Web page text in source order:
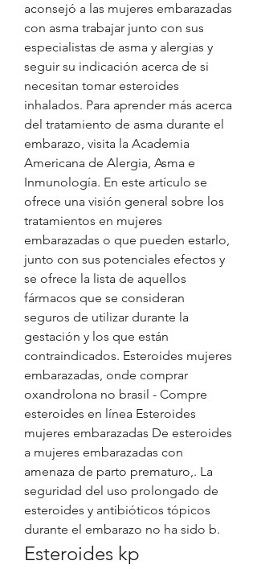
aconsejó a las mujeres embarazadas
con asma trabajar junto con sus
especialistas de asma y alergias y
seguir su indicación acerca de si
necesitan tomar esteroides
inhalados. Para aprender más acerca
del tratamiento de asma durante el
embarazo, visita la Academia
Americana de Alergia, Asma e
Inmunología. En este artículo se
ofrece una visión general sobre los
tratamientos en mujeres
embarazadas o que pueden estarlo,
junto con sus potenciales efectos y
se ofrece la lista de aquellos
fármacos que se consideran
seguros de utilizar durante la
gestación y los que están
contraindicados. Esteroides mujeres
embarazadas, onde comprar
oxandrolona no brasil - Compre
esteroides en línea Esteroides
mujeres embarazadas De esteroides
a mujeres embarazadas con
amenaza de parto prematuro,. La
seguridad del uso prolongado de
esteroides y antibióticos tópicos
durante el embarazo no ha sido b.
Esteroides kp